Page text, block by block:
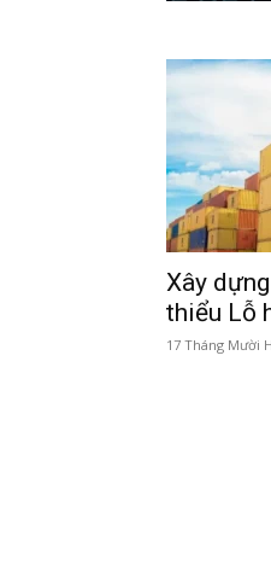
Xây
thiểu Lỗ
17 Tháng Mười